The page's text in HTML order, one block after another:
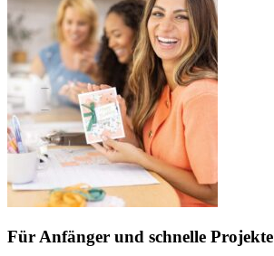
Für Anfänger und schnelle Projekte